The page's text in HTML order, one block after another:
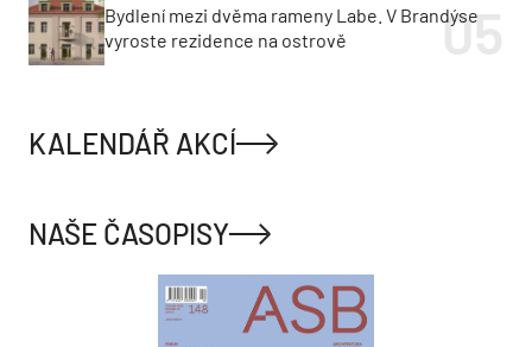
Bydlení mezi dvěma rameny Labe. V Brandýse
vyroste rezidence na ostrově
KALENDÁŘ AKCÍ
NAŠE ČASOPISY